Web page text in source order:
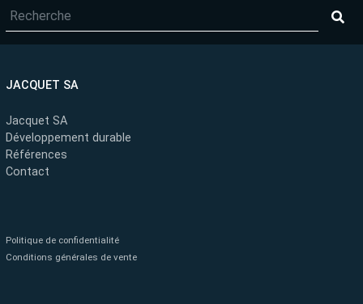
JACQUET SA
Jacquet SA
Développement durable
Références
Contact
Politique de confidentialité
Conditions générales de vente